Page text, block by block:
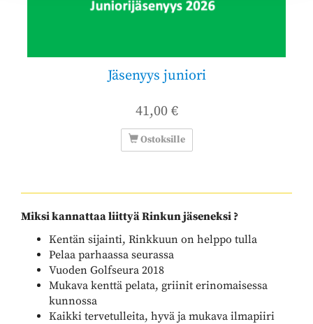
Jäsenyys juniori
41,00 €
Ostoksille
Miksi kannattaa liittyä Rinkun jäseneksi ?
Kentän sijainti, Rinkkuun on helppo tulla
Pelaa parhaassa seurassa
Vuoden Golfseura 2018
Mukava kenttä pelata, griinit erinomaisessa
kunnossa
Kaikki tervetulleita, hyvä ja mukava ilmapiiri